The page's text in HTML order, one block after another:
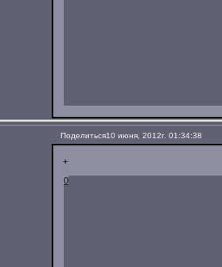
Поделиться10 июня, 2012г. 01:34:38
+
0